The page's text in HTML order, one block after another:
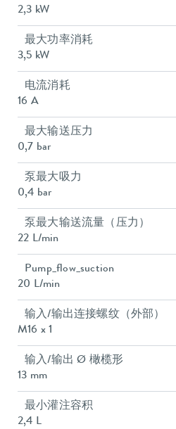
2,3 kW
最大功率消耗
3,5 kW
电流消耗
16 A
最大输送压力
0,7 bar
泵最大吸力
0,4 bar
泵最大输送流量（压力）
22 L/min
Pump_flow_suction
20 L/min
输入/输出连接螺纹（外部）
M16 x 1
输入/输出 Ø 橄榄形
13 mm
最小灌注容积
2,4 L